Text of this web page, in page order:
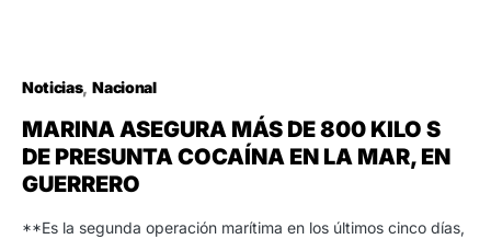
Noticias Nacional
MARINA ASEGURA MÁS DE 800 KILO S
DE PRESUNTA COCAÍNA EN LA MAR, EN
GUERRERO
**Es la segunda operación marítima en los últimos cinco días,